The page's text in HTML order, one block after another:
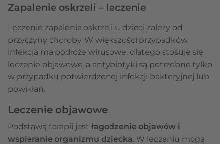
Zapalenie oskrzeli – leczenie
Leczenie zapalenia oskrzeli u dzieci zależy od
przyczyny choroby. W większości przypadków
infekcja ma podłoże wirusowe, dlatego stosuje się
leczenie objawowe, a antybiotyki są potrzebne tylko
w przypadku potwierdzonej infekcji bakteryjnej lub
powikłań.
Leczenie objawowe
Podstawą terapii jest łagodzenie objawów i
wspieranie organizmu dziecka. W leczeniu mogą